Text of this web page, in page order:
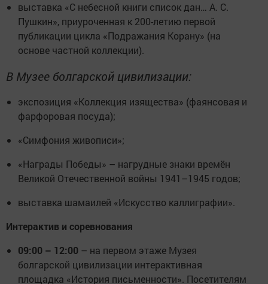
выставка «С небесной книги список дан… А. С.
Пушкин», приуроченная к 200-летию первой
публикации цикла «Подражания Корану» (на
основе частной коллекции).
В Музее болгарской цивилизации:
экспозиция «Коллекция изящества» (фаянсовая и
фарфоровая посуда);
«Симфония живописи»;
«Награды Победы» – нагрудные знаки времён
Великой Отечественной войны 1941–1945 годов;
выставка шамаилей «Искусство каллиграфии».
Интерактив и соревнования
09:00 – 12:00 – на первом этаже Музея
болгарской цивилизации интерактивная
площадка «История письменности». Посетителям